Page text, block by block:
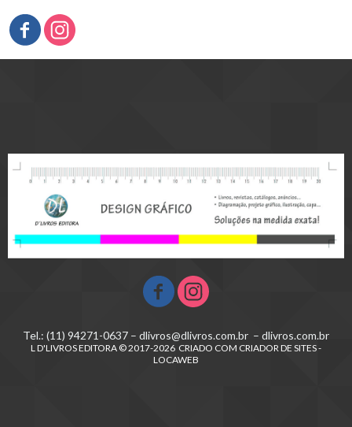
Tel.: (11) 94271-0637 – dlivros@dlivros.com.br – dlivros.com.br
L D'LIVROS EDITORA © 2017-2026 CRIADO COM CRIADOR DE SITES -
LOCAWEB